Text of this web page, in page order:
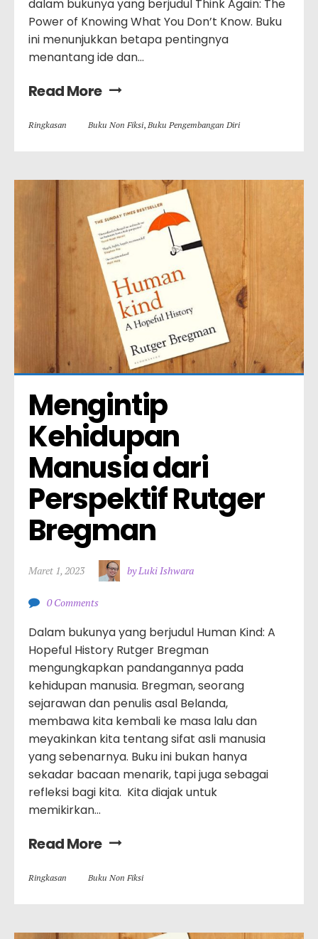
dalam bukunya yang berjudul Think Again: The
Power of Knowing What You Don’t Know. Buku
ini menunjukkan betapa pentingnya
menantang ide dan…
Read More
Ringkasan Buku Non Fiksi, Buku Pengembangan Diri
Mengintip
Kehidupan
Manusia dari
Perspektif Rutger
Bregman
Maret 1, 2023 by Luki Ishwara
0 Comments
Dalam bukunya yang berjudul Human Kind: A
Hopeful History Rutger Bregman
mengungkapkan pandangannya pada
kehidupan manusia. Bregman, seorang
sejarawan dan penulis asal Belanda,
membawa kita kembali ke masa lalu dan
meyakinkan kita tentang sifat asli manusia
yang sebenarnya. Buku ini bukan hanya
sekadar bacaan menarik, tapi juga sebagai
refleksi bagi kita. Kita diajak untuk
memikirkan…
Read More
Ringkasan Buku Non Fiksi